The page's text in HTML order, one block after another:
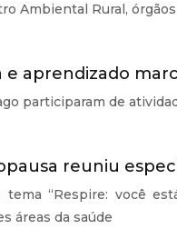
Ambiental Rural,
e aprendizado
participaram de
reuniu
“Respire: você
áreas da saúde